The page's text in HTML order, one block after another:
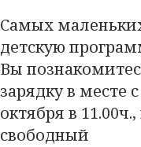
Самых
детскую
Вы
зарядку в месте
октября в
свободный